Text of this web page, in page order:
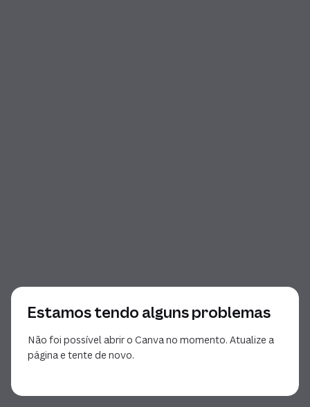
Estamos tendo alguns problemas
Não foi possível abrir o Canva no momento. Atualize a
página e tente de novo.